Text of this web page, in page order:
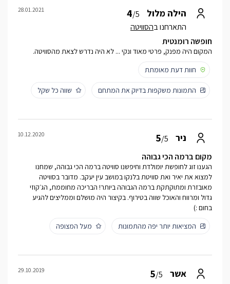
הילה מלול 4/5
התארחנו בהסוויטה
28.01.2021
חופשה רומנטית
המקום היה מפנק, פרטי מאוד ונקי ... לא היה נדרש לצאת מהסוויטה.
חוות דעת מאומתת
התמונות משקפות בדיוק את המתחם שווה כל שקל
ניר 5/5
10.12.2020
מקום ברמה הכי גבוהה
הגענו זוג לחופשת יומולדת וחיפשנו סוויטה ברמה הכי גבוהה, שמחנו
למצוא את יאיר ואת סוויטת בלנקו במושב עין יעקב. מדובר בסוויטה
מאובזרת ומתוקתקת ברמה הגבוהה ביותר! הבריכה מחוממת, הג׳קוזי
גדול ומרווח והאוכל שווה בטירוף. בקיצור היה מושלם וממליצים להגיע
בחום :)
המציאות יותר יפה מהתמונות
מעל המצופה
אשר 5/5
29.10.2019